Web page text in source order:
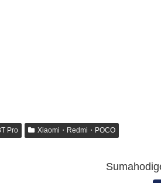
Pro Xiaomi・Redmi・POCO